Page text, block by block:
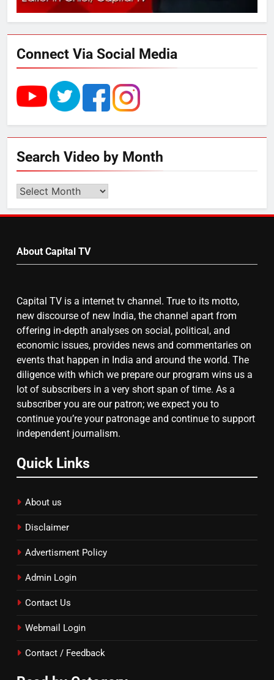
राम की नगरी अयोध्या में आने वाले भक्तों
का स्वागत करेगा लक्ष्मण द्वार
उत्तर प्रदेश में गांवों में बढ़ेंगी सुविधाएं: 67%
बढ़ा पंचायतों का बजट
दिल्ली कोर्ट ने IRCTC घोटाले में आरोप
8
सुप्रीम कोर्ट ने राहुल गांधी के ‘वोट चोरी’
के आरोप खारिज किए, शेखपुरा में पीएम की
मां को गाली पर कोर्ट का समन जारी
Connect Via Social Media
Search Video by Month
Search
by
About Capital TV
Capital TV is a internet tv channel. True to its motto,
new discourse of new India, the channel apart from
offering in-depth analyses on social, political, and
economic issues, provides news and commentaries on
events that happen in India and around the world. The
diligence with which we prepare our program wins us a
lot of subscribers in a very short span of time. As a
subscriber you are our patron; we expect you to
continue you’re your patronage and continue to support
independent journalism.
Quick Links
About us
Disclaimer
Advertisment Policy
Admin Login
Contact Us
Webmail Login
Contact / Feedback